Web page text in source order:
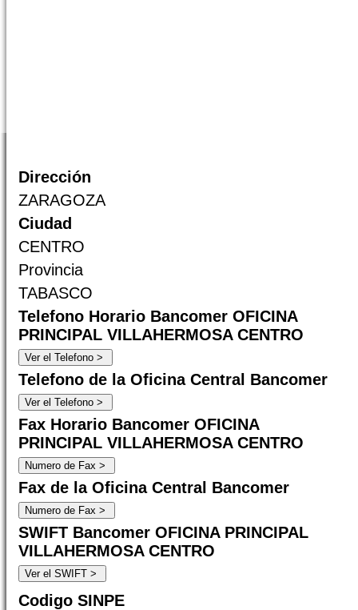
Dirección
ZARAGOZA
Ciudad
CENTRO
Provincia
TABASCO
Telefono Horario Bancomer OFICINA
PRINCIPAL VILLAHERMOSA CENTRO
Telefono de la Oficina Central Bancomer
Fax Horario Bancomer OFICINA
PRINCIPAL VILLAHERMOSA CENTRO
Fax de la Oficina Central Bancomer
SWIFT Bancomer OFICINA PRINCIPAL
VILLAHERMOSA CENTRO
Codigo SINPE